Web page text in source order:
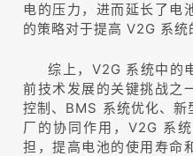
电的压力，进而延长了电
的策略对于提高 V2G 系统
综上，V2G 系统中的
前技术发展的关键挑战之
控制、BMS 系统优化、
厂的协同作用，V2G 系
担，提高电池的使用寿命